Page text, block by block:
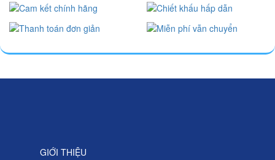
GIỚI THIỆU